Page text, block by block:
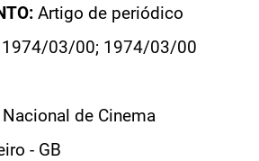
Artigo de periódico
1974/03/00; 1974/03/00
Nacional de Cinema
- GB